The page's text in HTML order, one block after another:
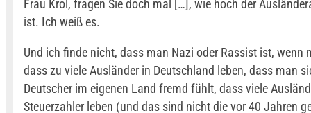
Frau Krol, fragen Sie doch mal […], wie hoch der
ist. Ich weiß es.
Und ich finde nicht, dass man Nazi oder Rassist ist, wenn
dass zu viele Ausländer in Deutschland leben, dass man
Deutscher im eigenen Land fremd fühlt, dass viele
Steuerzahler leben (und das sind nicht die vor 40 Jahren